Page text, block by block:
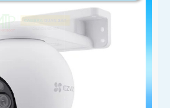
Wifi Không Dây, chức năng AI deep
& phương tiện